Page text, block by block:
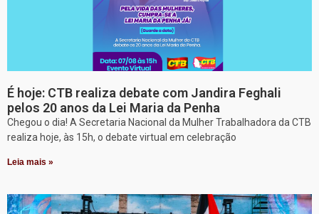
É hoje: CTB realiza debate com Jandira Feghali
pelos 20 anos da Lei Maria da Penha
Chegou o dia! A Secretaria Nacional da Mulher Trabalhadora da CTB
realiza hoje, às 15h, o debate virtual em celebração
Leia mais »